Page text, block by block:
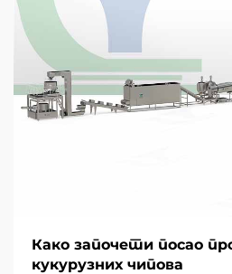
Како започети посао
кукурузних чипова